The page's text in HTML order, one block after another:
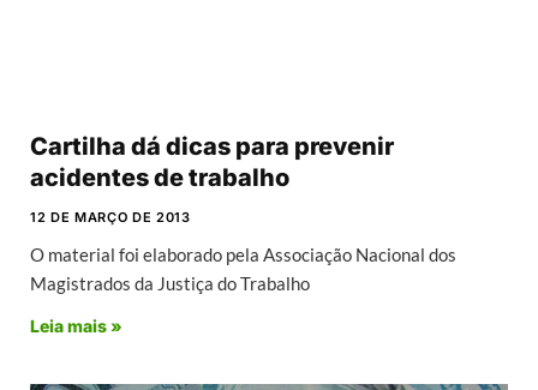
Cartilha dá dicas para prevenir
acidentes de trabalho
12 DE MARÇO DE 2013
O material foi elaborado pela Associação Nacional dos
Magistrados da Justiça do Trabalho
Leia mais »